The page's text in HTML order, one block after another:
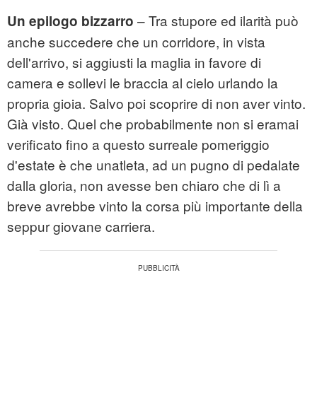
Un epilogo bizzarro – Tra stupore ed ilarità può
anche succedere che un corridore, in vista
dell'arrivo, si aggiusti la maglia in favore di
camera e sollevi le braccia al cielo urlando la
propria gioia. Salvo poi scoprire di non aver vinto.
Già visto. Quel che probabilmente non si eramai
verificato fino a questo surreale pomeriggio
d'estate è che unatleta, ad un pugno di pedalate
dalla gloria, non avesse ben chiaro che di lì a
breve avrebbe vinto la corsa più importante della
seppur giovane carriera.